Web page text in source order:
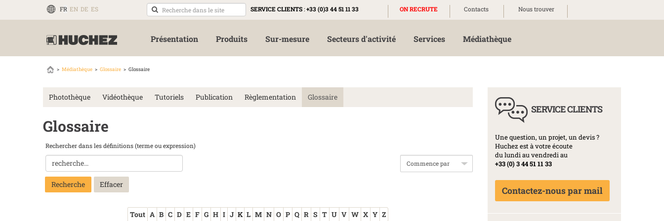
FR EN DE ES SERVICE CLIENTS:+33 (0)3 44 51 11 33 ON RECRUTE Contacts Nous trouver
Présentation Produits Sur-mesure Secteurs d'activité Services Médiathèque
Médiathèque Glossaire Glossaire
Photothèque Vidéothèque Tutoriels Publication Règlementation Glossaire
Glossaire
Rechercher dans les définitions (terme ou expression)
Recherche
Tout A B C D E F G H I J K L M N O P Q R S T U V W X Y Z
SERVICE CLIENTS
Une question, un projet, un devis ?
Huchez est à votre écoute
du lundi au vendredi au
+33 (0) 3 44 51 11 33
Contactez-nous par mail